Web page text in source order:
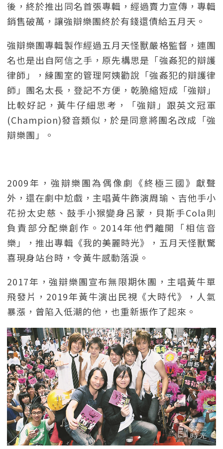
後，終於推出同名首張專輯，經過賣力宣傳，專輯
銷售破萬，讓強辯樂團終於有錢還債給五月天。
強辯樂團專輯製作經過五月天怪獸嚴格監督，連團
名也是出自阿信之手，原先構思是「強姦犯的辯護
律師」，練團室的管理阿姨勸說「強姦犯的辯護律
師」團名太長，登記不方便，乾脆縮短成「強辯」
比較好記，黃牛仔細思考，「強辯」跟英文冠軍
(Champion)發音類似，於是同意將團名改成「強
辯樂團」。
2009年，強辯樂團為偶像劇《終極三國》獻聲
外，還在劇中尬戲，主唱黃牛飾演周瑜、吉他手小
花扮太史慈、鼓手小猴變身呂蒙，貝斯手Cola則
負責部分配樂創作。2014年他們離開「相信音
樂」，推出專輯《我的美麗時光》，五月天怪獸驚
喜現身站台時，令黃牛感動落淚。
2017年，強辯樂團宣布無限期休團，主唱黃牛單
飛發片，2019年黃牛演出民視《大時代》，人氣
暴漲，曾陷入低潮的他，也重新振作了起來。